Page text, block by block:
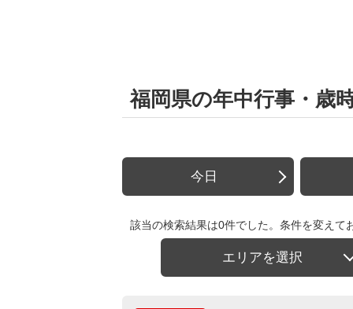
福岡県の年中行事・歳
今日
該当の検索結果は0件でした。条件を変えて
エリアを選択